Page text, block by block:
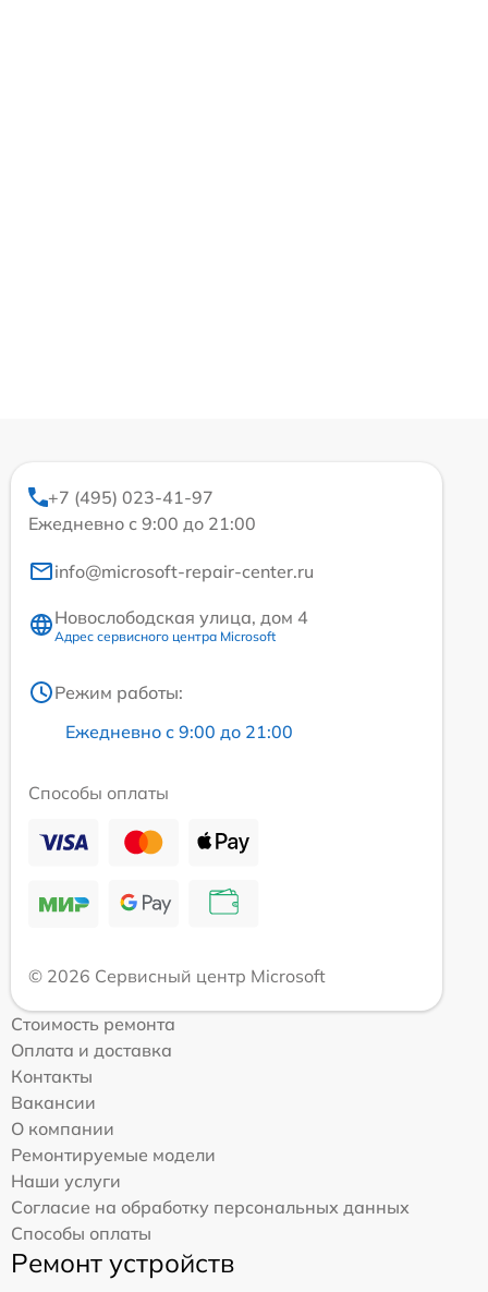
+7 (495) 023-41-97
Ежедневно с 9:00 до 21:00
info@microsoft-repair-center.ru
Новослободская улица, дом 4
Адрес сервисного центра Microsoft
Режим работы:
Ежедневно с 9:00 до 21:00
Способы оплаты
© 2026 Сервисный центр Microsoft
Стоимость ремонта
Оплата и доставка
Контакты
Вакансии
О компании
Ремонтируемые модели
Наши услуги
Согласие на обработку персональных данных
Способы оплаты
Ремонт устройств